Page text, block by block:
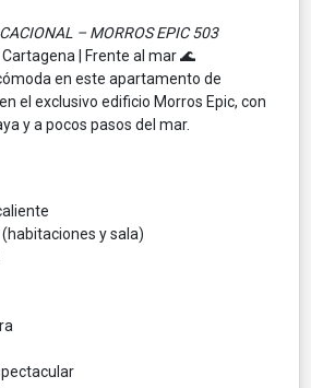
– MORROS EPIC 503
Cartagena | Frente al mar 🌊
en este apartamento de
el exclusivo edificio Morros Epic, con
y a pocos pasos del mar.
y sala)